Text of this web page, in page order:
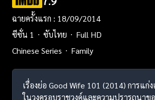
ฉายครั้งแรก : 18/09/2014
ซีซั่น 1
ซับไทย
Full HD
Chinese Series
Family
เรื่องย่อ Good Wife 101 (2014) การแก่
ในวงครอบราชวงค์และความปรารถนา